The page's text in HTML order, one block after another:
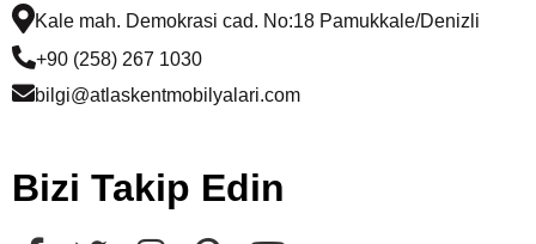
Kale mah. Demokrasi cad. No:18 Pamukkale/Denizli
+90 (258) 267 1030
bilgi@atlaskentmobilyalari.com
Bizi Takip Edin